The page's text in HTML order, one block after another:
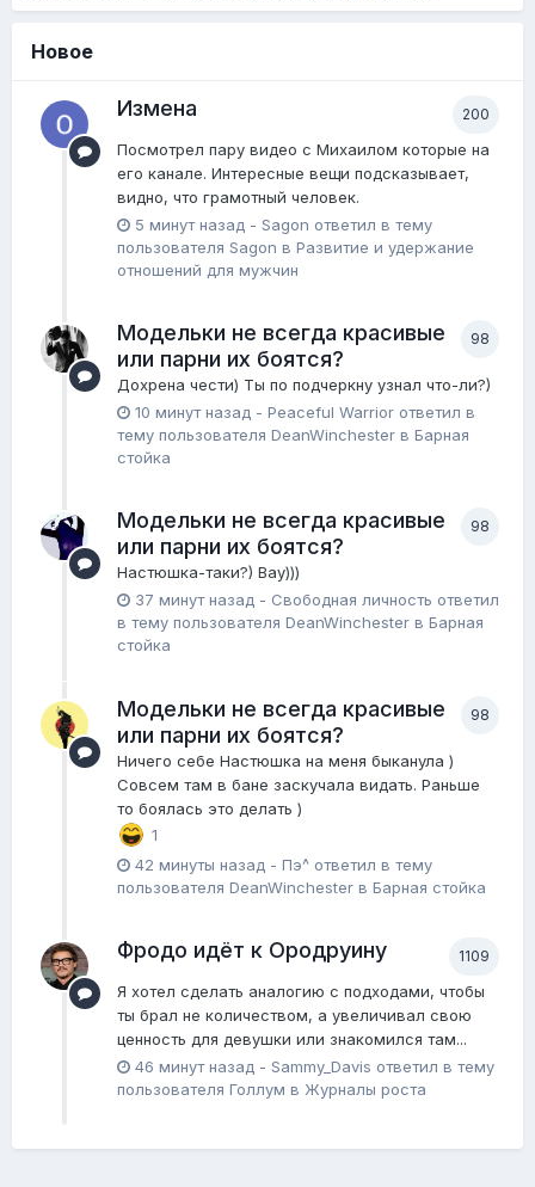
Новое
200
Измена
Посмотрел пару видео с Михаилом которые на
его канале. Интересные вещи подсказывает,
видно, что грамотный человек.
5 минут назад - Sagon ответил в тему
пользователя Sagon в Pазвитие и удержание
отношений для мужчин
98
Модельки не всегда красивые
или парни их боятся?
Дохрена чести) Ты по подчеркну узнал что-ли?)
10 минут назад - Peaceful Warrior ответил в
тему пользователя DeanWinchester в Барная
стойка
98
Модельки не всегда красивые
или парни их боятся?
Настюшка-таки?) Вау)))
37 минут назад - Свободная личность ответил
в тему пользователя DeanWinchester в Барная
стойка
98
Модельки не всегда красивые
или парни их боятся?
Ничего себе Настюшка на меня быканула )
Совсем там в бане заскучала видать. Раньше
то боялась это делать )
1
42 минуты назад - Пэ^ ответил в тему
пользователя DeanWinchester в Барная стойка
1109
Фродо идёт к Ородруину
Я хотел сделать аналогию с подходами, чтобы
ты брал не количеством, а увеличивал свою
ценность для девушки или знакомился там...
46 минут назад - Sammy_Davis ответил в тему
пользователя Голлум в Журналы роста